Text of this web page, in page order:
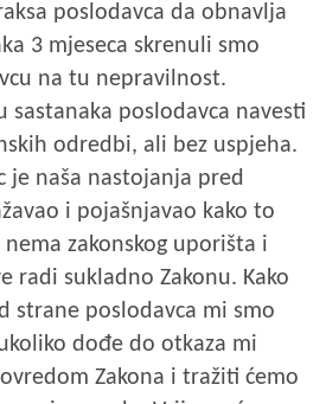
poslodavca da obnavlja
3 mjeseca skrenuli smo
na tu nepravilnost.
sastanaka poslodavca navesti
odredbi, ali bez uspjeha.
je naša nastojanja pred
i pojašnjavao kako to
zakonskog uporišta i
radi sukladno Zakonu. Kako
strane poslodavca mi smo
dođe do otkaza mi
Zakona i tražiti ćemo